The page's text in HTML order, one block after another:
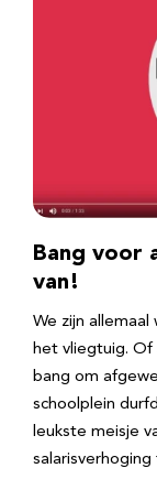
Bang voor
van!
We zijn
het vliegtuig. Of
bang om
schoolplein
leukste meisje